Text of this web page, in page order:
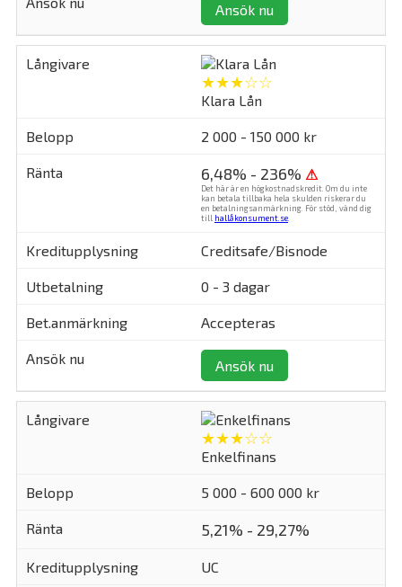
Ansök nu
★★★☆☆
Klara Lån
2 000 - 150 000 kr
6,48% - 236% ⚠
Det här är en högkostnadskredit. Om du inte
kan betala tillbaka hela skulden riskerar du
en betalningsanmärkning. För stöd, vänd dig
till hallåkonsument.se
Creditsafe/Bisnode
0 - 3 dagar
Accepteras
Ansök nu
★★★☆☆
Enkelfinans
5 000 - 600 000 kr
5,21% - 29,27%
UC